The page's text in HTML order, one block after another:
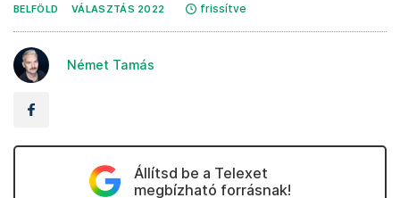
BELFÖLD VÁLASZTÁS 2022 frissítve
Német Tamás
Állítsd be a Telexet
megbízható forrásnak!